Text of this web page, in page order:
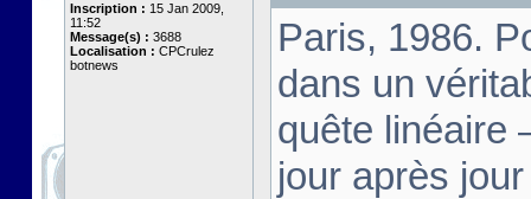
Inscription : 15 Jan 2009,
11:52
Message(s) : 3688
Localisation : CPCrulez
botnews
Paris, 1986.
dans un
quête linéaire
jour après